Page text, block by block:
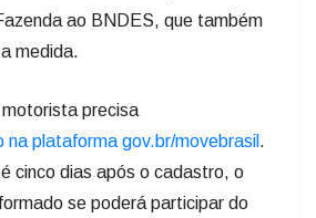
ao BNDES, que também
medida.
precisa
na plataforma gov.br/movebrasil .
cinco dias após o cadastro, o
se poderá participar do